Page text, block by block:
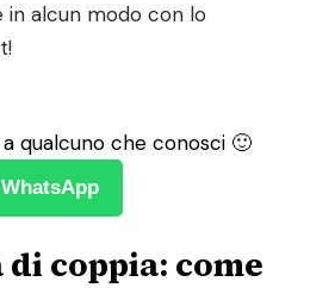
alcun modo con lo
qualcuno che conosci 🙂
coppia: come